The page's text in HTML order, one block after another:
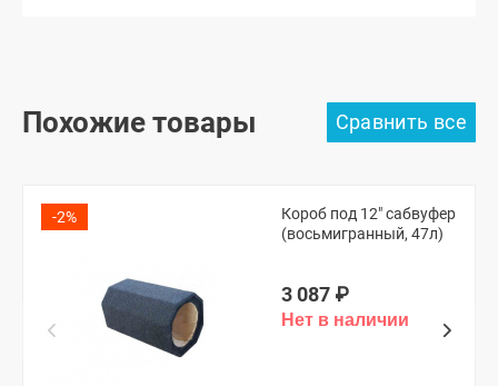
Похожие товары
-2%
Короб под 12" сабвуфер
(восьмигранный, 47л)
3 087 ₽